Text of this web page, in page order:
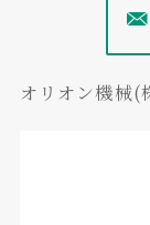
オリオン機械